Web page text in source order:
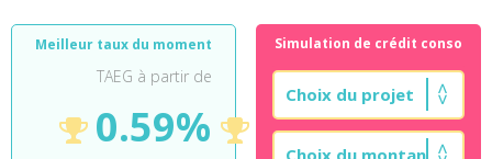
Meilleur taux du moment
TAEG à partir de
0.59%
Simulation de crédit conso